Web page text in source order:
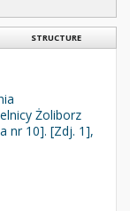
STRUCTURE
Żoliborz
nr 10]. [Zdj. 1],